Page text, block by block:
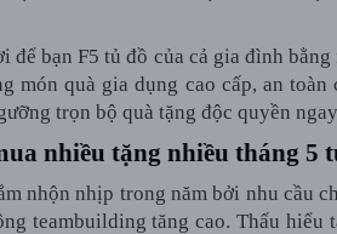
bạn F5 tủ đồ của cả gia đình
món quà gia dụng cao cấp, an toàn
trọn bộ quà tặng độc quyền
nhiều tặng nhiều tháng 5
nhộn nhịp trong năm bởi nhu cầu
teambuilding tăng cao. Thấu hiểu